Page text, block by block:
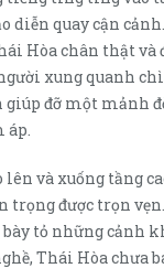
diễn quay cận
Hòa chân thật và
xung quanh
đỡ một mảnh
áp.
và xuống tầng
trọng được trọn
tỏ những cảnh
Thái Hòa chưa